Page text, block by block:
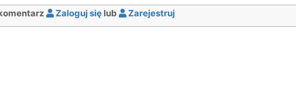
Zaloguj się lub Zarejestruj